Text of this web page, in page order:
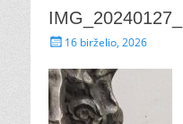
Paskelbta
16 birželio, 2026